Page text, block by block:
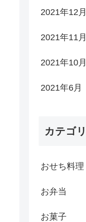
2021年12月
2021年11月
2021年10月
2021年6月
カテゴ
おせち料理
お弁当
お菓子